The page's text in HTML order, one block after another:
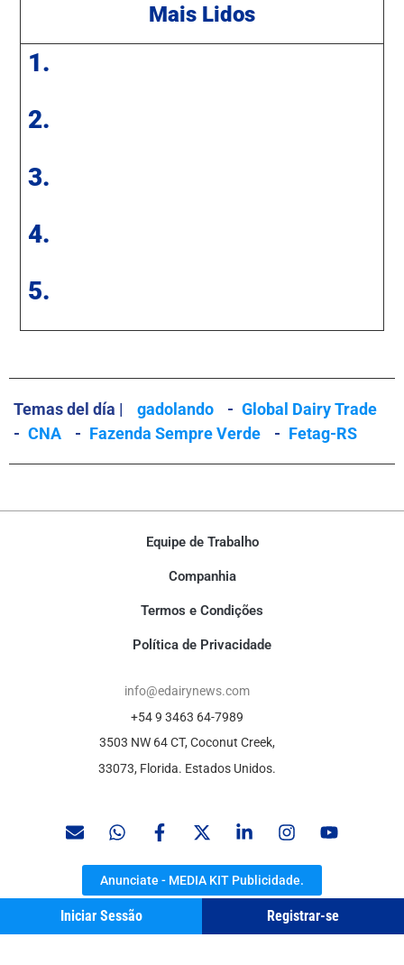
Mais Lidos
1.
2.
3.
4.
5.
Temas del día | gadolando - Global Dairy Trade
- CNA - Fazenda Sempre Verde - Fetag-RS
Iniciar Sessão Registrar-se
Equipe de Trabalho
Companhia
Termos e Condições
Política de Privacidade
info@edairynews.com
+54 9 3463 64-7989
3503 NW 64 CT, Coconut Creek,
33073, Florida. Estados Unidos.
Anunciate - MEDIA KIT Publicidade.